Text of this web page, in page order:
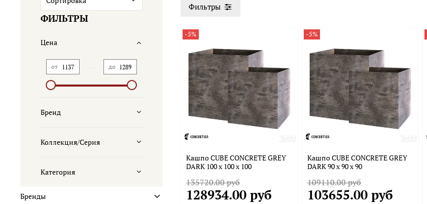
Фильтры
-5%
Кашпо CUBE CONCRETE GREY
DARK 100 x 100 x 100
135720.00 руб
128934.00 руб
-5%
Кашпо CUBE CONCRETE GREY
DARK 90 x 90 x 90
109110.00 руб
103655.00 руб
ФИЛЬТРЫ
Цена
от до
Бренд
Коллекция/Серия
Категория
Бренды